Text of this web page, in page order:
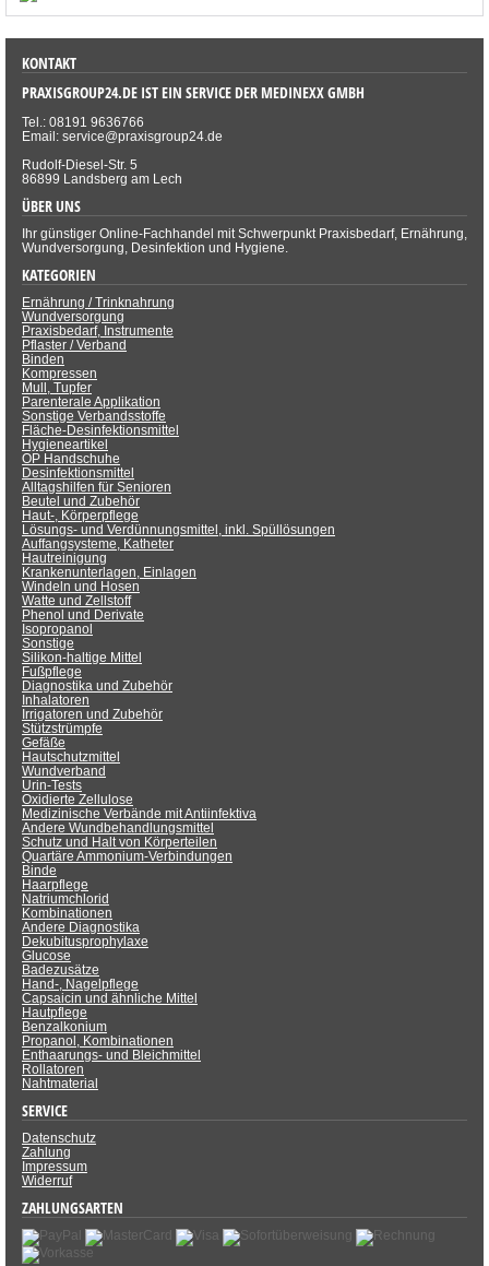
KONTAKT
PRAXISGROUP24.DE IST EIN SERVICE DER MEDINEXX GMBH
Tel.: 08191 9636766
Email: service@praxisgroup24.de
Rudolf-Diesel-Str. 5
86899 Landsberg am Lech
ÜBER UNS
Ihr günstiger Online-Fachhandel mit Schwerpunkt Praxisbedarf, Ernährung,
Wundversorgung, Desinfektion und Hygiene.
KATEGORIEN
Ernährung / Trinknahrung
Wundversorgung
Praxisbedarf, Instrumente
Pflaster / Verband
Binden
Kompressen
Mull, Tupfer
Parenterale Applikation
Sonstige Verbandsstoffe
Fläche-Desinfektionsmittel
Hygieneartikel
OP Handschuhe
Desinfektionsmittel
Alltagshilfen für Senioren
Beutel und Zubehör
Haut-, Körperpflege
Lösungs- und Verdünnungsmittel, inkl. Spüllösungen
Auffangsysteme, Katheter
Hautreinigung
Krankenunterlagen, Einlagen
Windeln und Hosen
Watte und Zellstoff
Phenol und Derivate
Isopropanol
Sonstige
Silikon-haltige Mittel
Fußpflege
Diagnostika und Zubehör
Inhalatoren
Irrigatoren und Zubehör
Stützstrümpfe
Gefäße
Hautschutzmittel
Wundverband
Urin-Tests
Oxidierte Zellulose
Medizinische Verbände mit Antiinfektiva
Andere Wundbehandlungsmittel
Schutz und Halt von Körperteilen
Quartäre Ammonium-Verbindungen
Binde
Haarpflege
Natriumchlorid
Kombinationen
Andere Diagnostika
Dekubitusprophylaxe
Glucose
Badezusätze
Hand-, Nagelpflege
Capsaicin und ähnliche Mittel
Hautpflege
Benzalkonium
Propanol, Kombinationen
Enthaarungs- und Bleichmittel
Rollatoren
Nahtmaterial
SERVICE
Datenschutz
Zahlung
Impressum
Widerruf
ZAHLUNGSARTEN